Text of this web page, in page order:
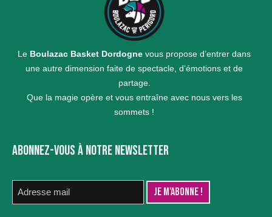
Le Boulazac Basket Dordogne vous propose d’entrer dans
une autre dimension faite de spectacle, d’émotions et de
partage.
Que la magie opère et vous entraîne avec nous vers les
sommets !
ABONNEZ-VOUS À NOTRE NEWSLETTER